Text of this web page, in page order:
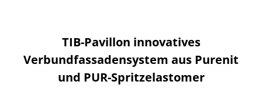
TIB-Pavillon innovatives
Verbundfassadensystem aus Purenit
und PUR-Spritzelastomer